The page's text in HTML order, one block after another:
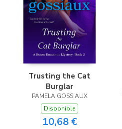
Trusting the Cat
Burglar
PAMELA GOSSIAUX
Disponible
10,68 €